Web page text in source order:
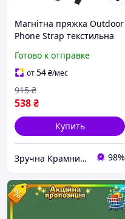
Магнітна пряжка Outdoor
Phone Strap текстильна
хакі RK-3821
Готово к отправке
от54₴/мес
538₴
915 ₴
Купить
Зручна Крамниця 98%